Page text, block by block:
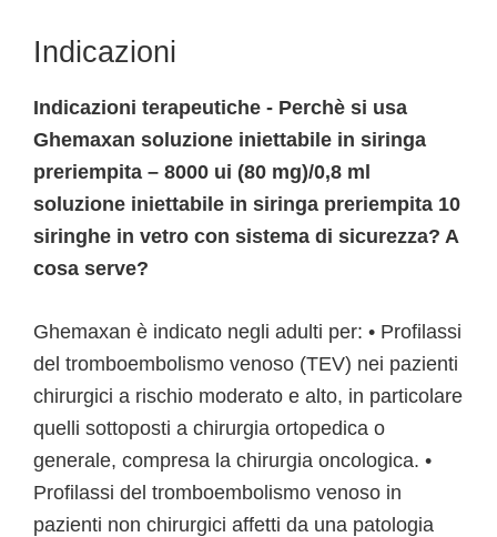
Indicazioni
Indicazioni terapeutiche - Perchè si usa
Ghemaxan soluzione iniettabile in siringa
preriempita – 8000 ui (80 mg)/0,8 ml
soluzione iniettabile in siringa preriempita 10
siringhe in vetro con sistema di sicurezza? A
cosa serve?
Ghemaxan è indicato negli adulti per: • Profilassi
del tromboembolismo venoso (TEV) nei pazienti
chirurgici a rischio moderato e alto, in particolare
quelli sottoposti a chirurgia ortopedica o
generale, compresa la chirurgia oncologica. •
Profilassi del tromboembolismo venoso in
pazienti non chirurgici affetti da una patologia